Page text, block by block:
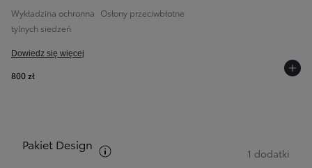
Wykładzina ochronna
tylnych siedzeń
Osłony przeciwbłotne
Dowiedz się więcej
800 zł
Pakiet Design
1 dodatki